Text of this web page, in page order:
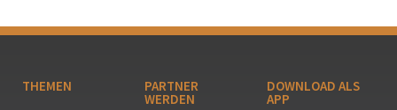
THEMEN PARTNER
WERDEN
DOWNLOAD ALS
APP